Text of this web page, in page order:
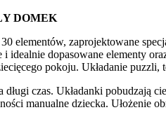
DOMEK
30 elementów, zaprojektowane
dopasowane elementy
pokoju. Układanie
czas. Układanki
manualne dziecka. Ułożenie